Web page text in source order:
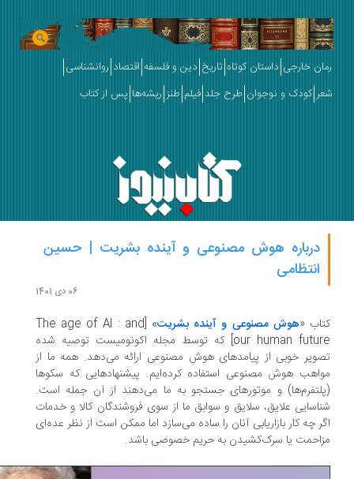
خارجی داستان کوتاه تاریخ دین و فلسفه اقتصاد روانشناسی
کودک و نوجوان طرح جلد فیلم طنز ریشه‌ها پس از کتاب
درباره هوش مصنوعی و آینده بشریت | حسین
انتظامی
«هوش مصنوعی و آینده بشریت
» [The age of AI : and
our human future] که توسط مجله اکونومیست توصیه شده
خوبی از پیامدهای هوش مصنوعی ارائه می‌دهد. همه ما از
هوش مصنوعی استفاده کرده‌ایم. پیشنهادهایی که سکوها
و موتورهای جستجو به ما می‌دهند از آن جمله است.
علایق، سلایق و سوابق ما از سوی فروشندگان کالا و خدمات
چه کار بازاریابی آنان را ساده می‌سازد اما ممکن است از نظر عده‌ای
یا سرک‌کشیدن به حریم خصوصی باشد.